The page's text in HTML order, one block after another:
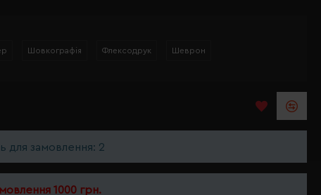
Шовкографія Флексодрук Шеврон
для замовлення: 2
1000 грн.